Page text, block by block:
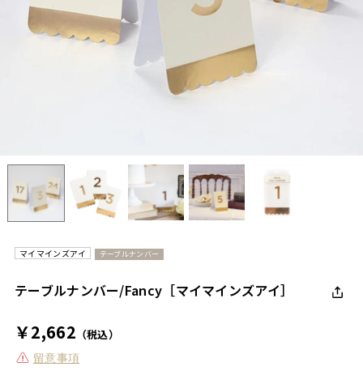
マイマインズアイ テーブルナンバー
テーブルナンバー/Fancy［マイマインズアイ］
￥2,662 （税込）
留意事項